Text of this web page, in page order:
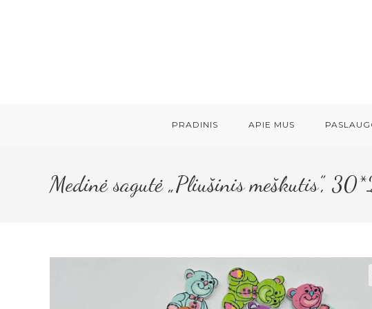
PRADINIS APIE MUS
Medinė sagutė „Pliušinis meškutis”,